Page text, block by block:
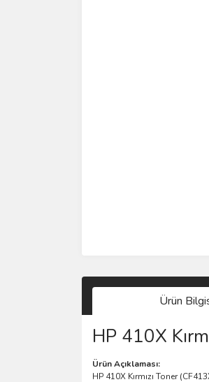
Ürün
HP 410X
Ürün Açıklaması:
HP 410X Kırmızı Toner